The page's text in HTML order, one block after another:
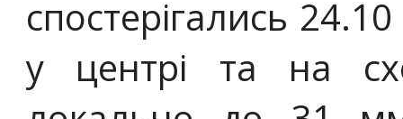
спостерігались
у центрі та на